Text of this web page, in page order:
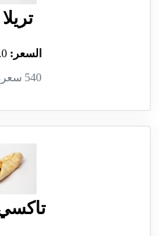
السعر:
540 سعرة حرارية